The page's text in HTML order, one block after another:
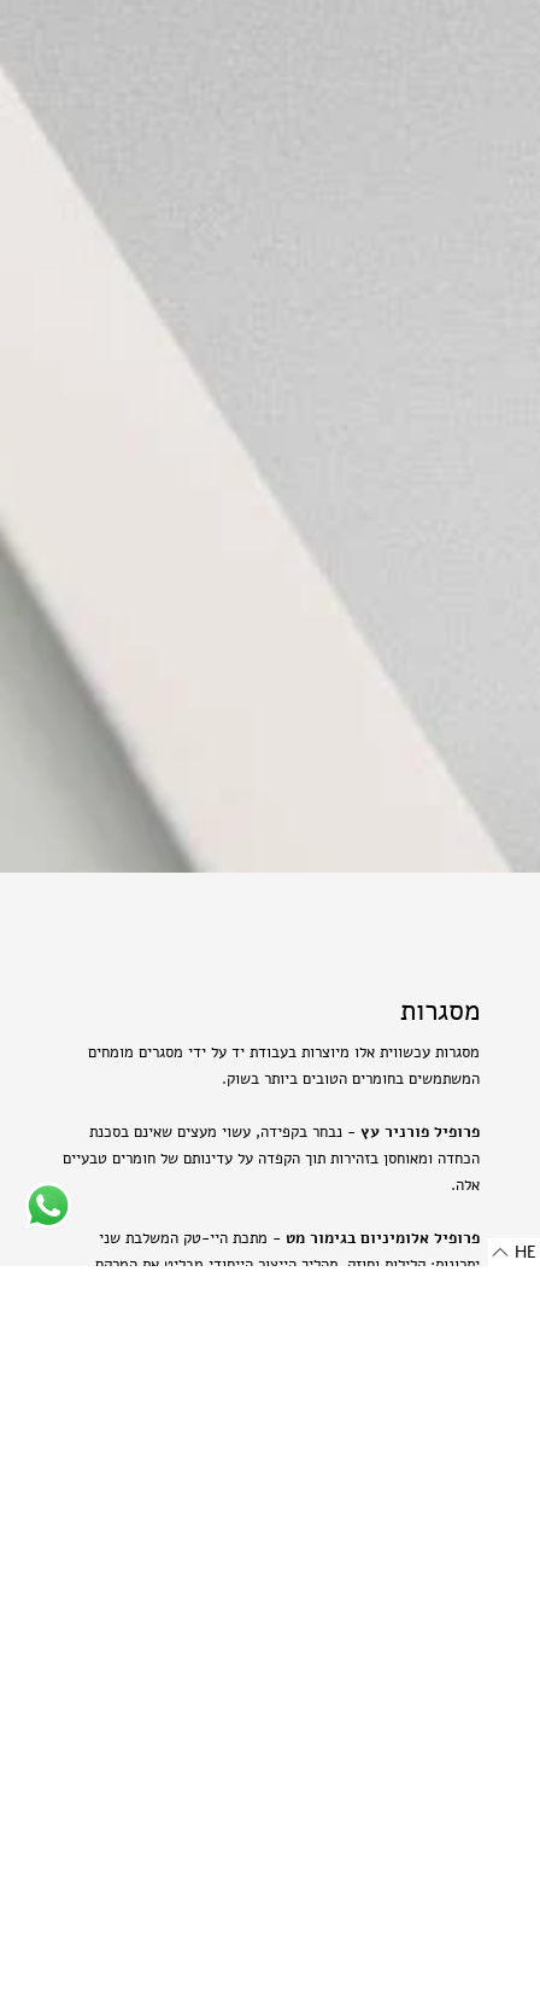
מסגרות
מסגרות עכשווית אלו מיוצרות בעבודת יד על ידי מסגרים מומחים
המשתמשים בחומרים הטובים ביותר בשוק.
פרופיל פורניר עץ - נבחר בקפידה, עשוי מעצים שאינם בסכנת
הכחדה ומאוחסן בזהירות תוך הקפדה על עדינותם של חומרים טבעיים
אלה.
פרופיל אלומיניום בגימור מט - מתכת היי-טק המשלבת שני
יתרונות: קלילות וחוזק. תהליך הייצור הייחודי מבליט את המרקם
HE